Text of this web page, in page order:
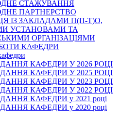
СТАЖУВАННЯ
ПАРТНЕРСТВО
ІЗ ЗАКЛАДАМИ П(П-Т)О,
УСТАНОВАМИ ТА
ОРГАНІЗАЦІЯМИ
КАФЕДРИ
КАФЕДРИ У 2026 РОЦІ
КАФЕДРИ У 2025 РОЦІ
КАФЕДРИ У 2023 РОЦІ
КАФЕДРИ У 2022 РОЦІ
КАФЕДРИ у 2021 році
КАФЕДРИ у 2020 році